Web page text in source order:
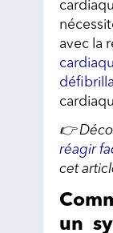
avec la
👉
réagir
cet
un